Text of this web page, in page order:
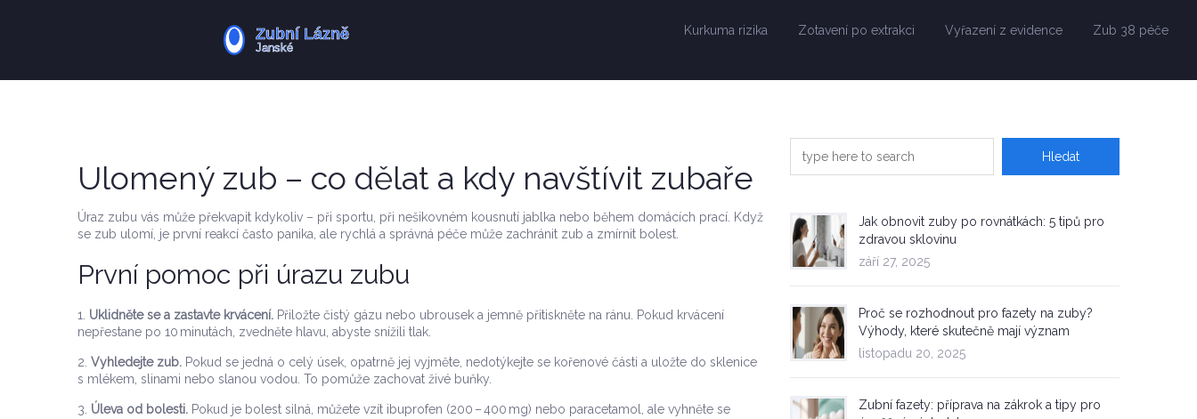
Kurkuma rizika Zotavení po extrakci Vyřazení z evidence Zub 38 péče
Ulomený zub – co dělat a kdy navštívit zubaře
Úraz zubu vás může překvapit kdykoliv – při sportu, při nešikovném kousnutí jablka nebo během domácích prací. Když
se zub ulomí, je první reakcí často panika, ale rychlá a správná péče může zachránit zub a zmírnit bolest.
První pomoc při úrazu zubu
1. Uklidněte se a zastavte krvácení. Přiložte čistý gázu nebo ubrousek a jemně přitiskněte na ránu. Pokud krvácení
nepřestane po 10 minutách, zvedněte hlavu, abyste snížili tlak.
2. Vyhledejte zub. Pokud se jedná o celý úsek, opatrně jej vyjměte, nedotýkejte se kořenové části a uložte do sklenice
s mlékem, slinami nebo slanou vodou. To pomůže zachovat živé buňky.
3. Úleva od bolesti. Pokud je bolest silná, můžete vzít ibuprofen (200 – 400 mg) nebo paracetamol, ale vyhněte se
Jak obnovit zuby po rovnátkách: 5 tipů pro
zdravou sklovinu
září 27, 2025
Proč se rozhodnout pro fazety na zuby?
Výhody, které skutečně mají význam
listopadu 20, 2025
Zubní fazety: příprava na zákrok a tipy pro